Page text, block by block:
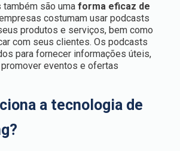
também são umaforma eficaz de
costumam usar podcasts
produtos e serviços, bem como
com seus clientes. Os podcasts
para fornecer informações úteis,
eventos e ofertas
a tecnologia de